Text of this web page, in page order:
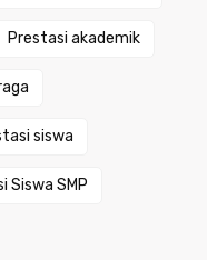
Prestasi akademik
siswa
Siswa SMP